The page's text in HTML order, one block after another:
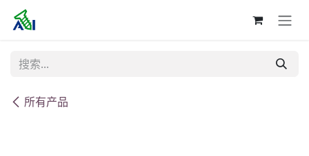
跳至内容
所有产品